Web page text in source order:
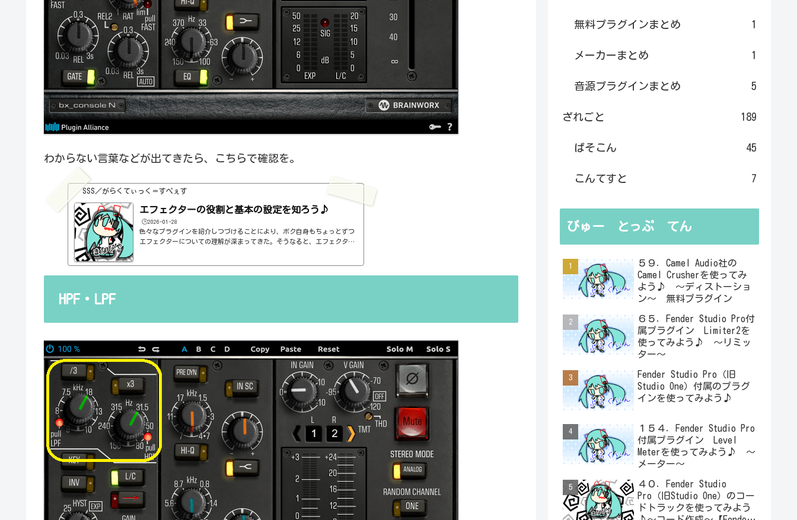
わからない言葉などが出てきたら、こちらで確認を。
SSS／がらくてぃっく＝すぺぇす
エフェクターの役割と基本の設定を知ろう♪
🕒️2026-01-28
色々なプラグインを紹介しつづけることにより、ボク自身もちょっとずつ
エフェクターについての理解が深まってきた。そうなると、エフェクター
HPF・LPF
無料プラグインまとめ 1
メーカーまとめ 1
音源プラグインまとめ 5
ざれごと 189
ぱそこん 45
こんてすと 7
びゅー とっぷ てん
５９．Camel Audio社の
Camel Crusherを使ってみ
よう♪ ～ディストーショ
ン～ 無料プラグイン
６５．Fender Studio Pro付
属プラグイン Limiter2を
使ってみよう♪ ～リミッ
ター～
Fender Studio Pro（旧
Studio One）付属のプラグ
インを使ってみよう♪
１５４．Fender Studio Pro
付属プラグイン Level
Meterを使ってみよう♪ ～
メーター～
４０．Fender Studio
Pro（旧Studio One）のコー
ドトラックを使ってみよう